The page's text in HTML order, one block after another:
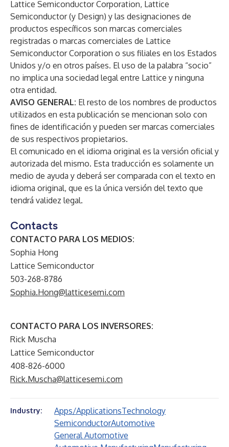
Lattice Semiconductor Corporation, Lattice
Semiconductor (y Design) y las designaciones de
productos específicos son marcas comerciales
registradas o marcas comerciales de Lattice
Semiconductor Corporation o sus filiales en los Estados
Unidos y/o en otros países. El uso de la palabra “socio”
no implica una sociedad legal entre Lattice y ninguna
otra entidad.
AVISO GENERAL: El resto de los nombres de productos
utilizados en esta publicación se mencionan solo con
fines de identificación y pueden ser marcas comerciales
de sus respectivos propietarios.
El comunicado en el idioma original es la versión oficial y
autorizada del mismo. Esta traducción es solamente un
medio de ayuda y deberá ser comparada con el texto en
idioma original, que es la única versión del texto que
tendrá validez legal.
Contacts
CONTACTO PARA LOS MEDIOS:
Sophia Hong
Lattice Semiconductor
503-268-8786
Sophia.Hong@latticesemi.com
CONTACTO PARA LOS INVERSORES:
Rick Muscha
Lattice Semiconductor
408-826-6000
Rick.Muscha@latticesemi.com
Industry: Apps/ApplicationsTechnology
SemiconductorAutomotive
General Automotive